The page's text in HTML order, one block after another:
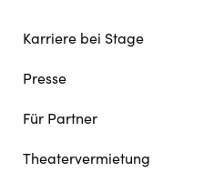
Karriere bei Stage
Presse
Für Partner
Theatervermietung